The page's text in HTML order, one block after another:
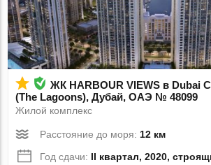
ЖК HARBOUR VIEWS в Dubai
(The Lagoons), Дубай, ОАЭ № 48099
Жилой комплекс
Расстояние до моря: 12 км
Год сдачи: II квартал, 2020,